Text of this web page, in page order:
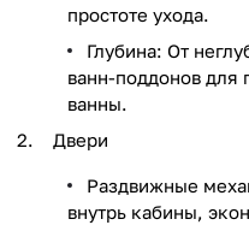
простоте ухода.
Глубина: От
ванн-поддонов для
ванны.
Двери
Раздвижные
внутрь кабины,